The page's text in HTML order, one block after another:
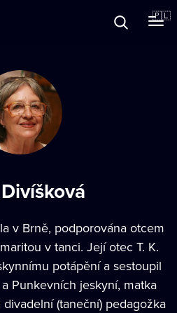
🇵🇱
v Brně, podporována otcem
v tanci. Její otec T. K.
potápění a sestoupil
Punkevních jeskyní, matka
(taneční) pedagožka